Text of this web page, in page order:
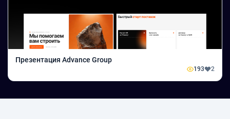
Презентация Advance Group
193 2